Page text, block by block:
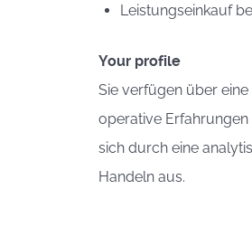
Leistungseinkauf
Your profile
Sie verfügen über
operative
sich durch eine
Handeln aus.